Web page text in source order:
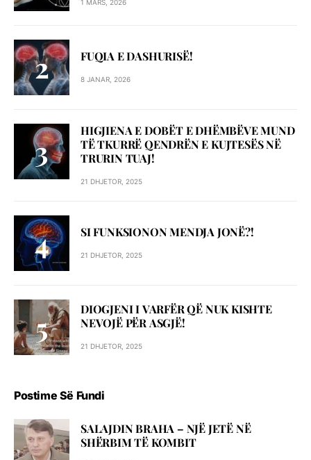
1 MARS, 2026
FUQIA E DASHURISË!
8 JANAR, 2026
HIGJIENA E DOBËT E DHËMBËVE MUND
TË TKURRË QENDRËN E KUJTESËS NË
TRURIN TUAJ!
21 DHJETOR, 2025
SI FUNKSIONON MENDJA JONË?!
21 DHJETOR, 2025
DIOGJENI I VARFËR QË NUK KISHTE
NEVOJË PËR ASGJË!
21 DHJETOR, 2025
Postime Së Fundi
SALAJDIN BRAHA – NJЁ JETЁ NЁ
SHЁRBIM TЁ KOMBIT